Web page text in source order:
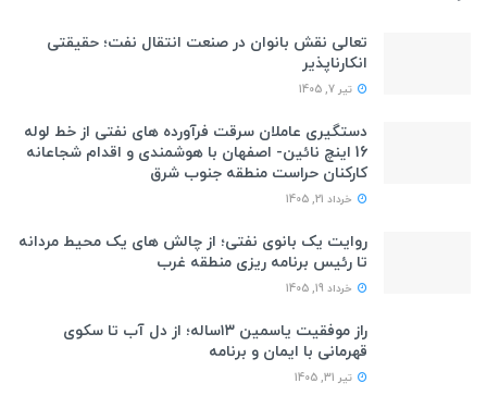
تعالی نقش بانوان در صنعت انتقال نفت؛ حقیقتی
انکارناپذیر
تیر 7, 1405
دستگیری عاملان سرقت فرآورده های نفتی از خط لوله
16 اینچ نائین- اصفهان با هوشمندی و اقدام شجاعانه
کارکنان حراست منطقه جنوب شرق
خرداد 21, 1405
روایت یک بانوی نفتی؛ از چالش های یک محیط مردانه
تا رئیس برنامه ریزی منطقه غرب
خرداد 19, 1405
راز موفقیت یاسمین ۱۳ساله؛ از دل آب تا سکوی
قهرمانی با ایمان و برنامه
تیر 31, 1405